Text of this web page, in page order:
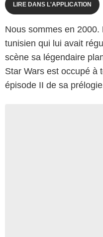
LIRE DANS L'APPLICATION
Nous sommes en
tunisien qui lui avait
scène sa légendaire
Star Wars est occupé à
épisode II de sa